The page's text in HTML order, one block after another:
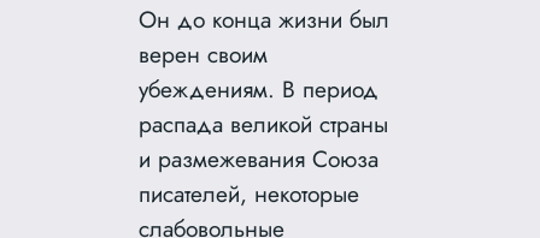
Он до конца жизни был
верен своим
убеждениям. В период
распада великой страны
и размежевания Союза
писателей, некоторые
слабовольные